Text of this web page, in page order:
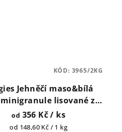
Jehněčí maso&bílá
lisované za
s probiotiky 2kg, 5kg,
15kg
od 356 Kč/ ks
Měrná
od 148,60 Kč / 1 kg
KÓD: 3965/2KG